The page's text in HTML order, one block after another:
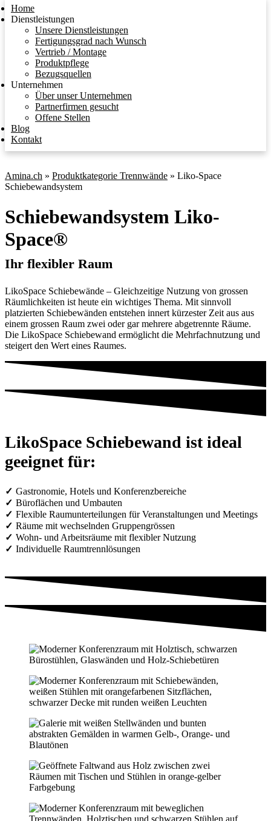
Home
Dienstleistungen
Unsere Dienstleistungen
Fertigungsgrad nach Wunsch
Vertrieb / Montage
Produktpflege
Bezugsquellen
Unternehmen
Über unser Unternehmen
Partnerfirmen gesucht
Offene Stellen
Blog
Kontakt
Amina.ch » Produktkategorie Trennwände » Liko-Space
Schiebewandsystem
Schiebewand­system Liko-
Space®
Ihr flexibler Raum
LikoSpace Schiebewände – Gleichzeitige Nutzung von grossen
Räumlichkeiten ist heute ein wichtiges Thema. Mit sinnvoll
platzierten Schiebewänden entstehen innert kürzester Zeit aus aus
einem grossen Raum zwei oder gar mehrere abgetrennte Räume.
Die LikoSpace Schiebewand ermöglicht die Mehrfachnutzung und
steigert den Wert eines Raumes.
LikoSpace Schiebewand ist ideal
geeignet für:
Gastronomie, Hotels und Konferenzbereiche
Büroflächen und Umbauten
Flexible Raumunterteilungen für Veranstaltungen und Meetings
Räume mit wechselnden Gruppengrössen
Wohn- und Arbeitsräume mit flexibler Nutzung
Individuelle Raumtrennlösungen